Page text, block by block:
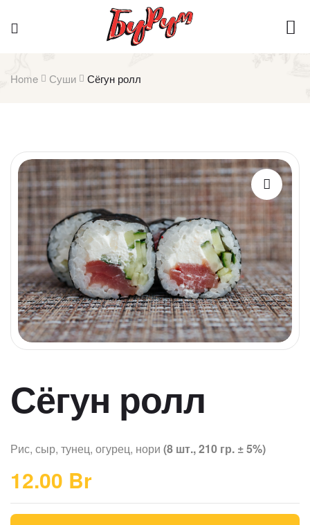
Home Суши Сёгун ролл
Сёгун ролл
Рис, сыр, тунец, огурец, нори (8 шт., 210 гр. ± 5%)
12.00 Br